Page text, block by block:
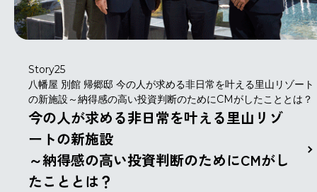
Story25
八幡屋 別館 帰郷邸 今の人が求める非日常を叶える里山リゾート
の新施設～納得感の高い投資判断のためにCMがしたこととは？
今の人が求める非日常を叶える里山リゾ
ートの新施設
～納得感の高い投資判断のためにCMがし
たこととは？